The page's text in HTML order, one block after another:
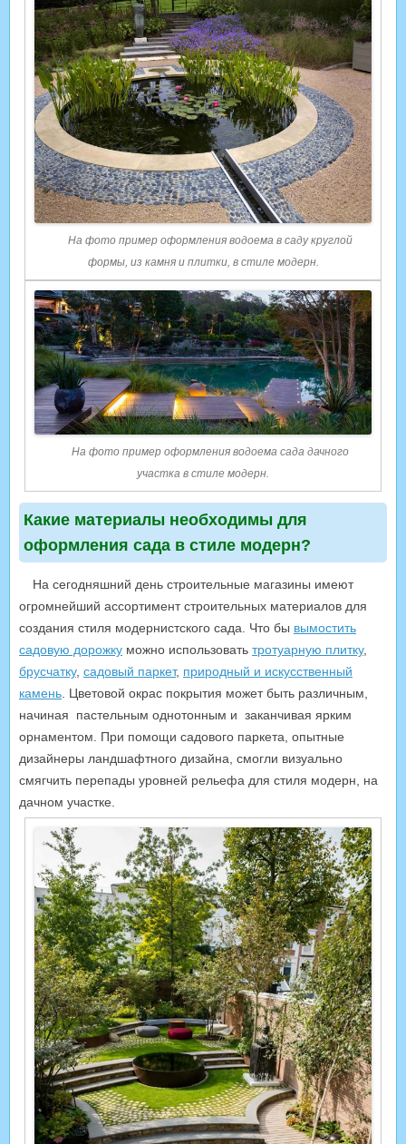
На фото пример оформления водоема в саду круглой
формы, из камня и плитки, в стиле модерн.
На фото пример оформления водоема сада дачного
участка в стиле модерн.
Какие материалы необходимы для
оформления сада в стиле модерн?
На сегодняшний день строительные магазины имеют
огромнейший ассортимент строительных материалов для
создания стиля модернистского сада. Что бы вымостить
садовую дорожку можно использовать тротуарную плитку,
брусчатку, садовый паркет, природный и искусственный
камень . Цветовой окрас покрытия может быть различным,
начиная пастельным однотонным и заканчивая ярким
орнаментом. При помощи садового паркета, опытные
дизайнеры ландшафтного дизайна, смогли визуально
смягчить перепады уровней рельефа для стиля модерн, на
дачном участке.